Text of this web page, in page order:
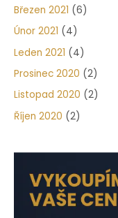
Březen 2021 (6)
Únor 2021 (4)
Leden 2021 (4)
Prosinec 2020 (2)
Listopad 2020 (2)
Říjen 2020 (2)